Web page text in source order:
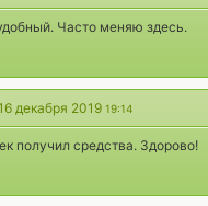
Часто меняю здесь.
декабря 2019 19:14
получил средства. Здорово!